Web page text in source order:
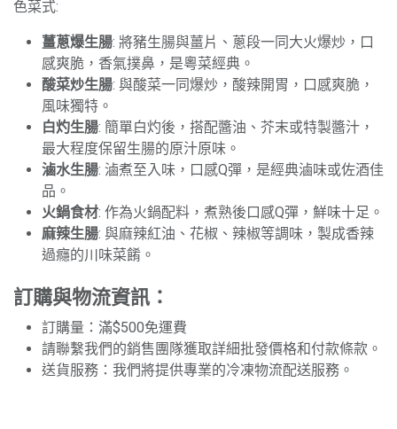
色菜式:
薑蔥爆生腸: 將豬生腸與薑片、蔥段一同大火爆炒，口
感爽脆，香氣撲鼻，是粵菜經典。
酸菜炒生腸: 與酸菜一同爆炒，酸辣開胃，口感爽脆，
風味獨特。
白灼生腸: 簡單白灼後，搭配醬油、芥末或特製醬汁，
最大程度保留生腸的原汁原味。
滷水生腸: 滷煮至入味，口感Q彈，是經典滷味或佐酒佳
品。
火鍋食材: 作為火鍋配料，煮熟後口感Q彈，鮮味十足。
麻辣生腸: 與麻辣紅油、花椒、辣椒等調味，製成香辣
過癮的川味菜餚。
訂購與物流資訊：
訂購量：滿$500免運費
請聯繫我們的銷售團隊獲取詳細批發價格和付款條款。
送貨服務：我們將提供專業的冷凍物流配送服務。